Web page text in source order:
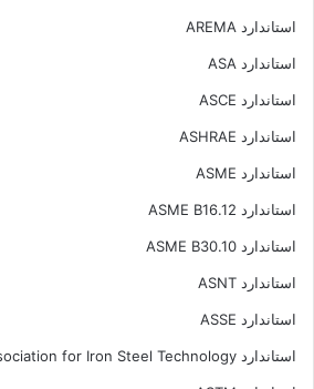
استاندارد AREMA
استاندارد ASA
استاندارد ASCE
استاندارد ASHRAE
استاندارد ASME
استاندارد ASME B16.12
استاندارد ASME B30.10
استاندارد ASNT
استاندارد ASSE
استاندارد Association for Iron Steel Technology